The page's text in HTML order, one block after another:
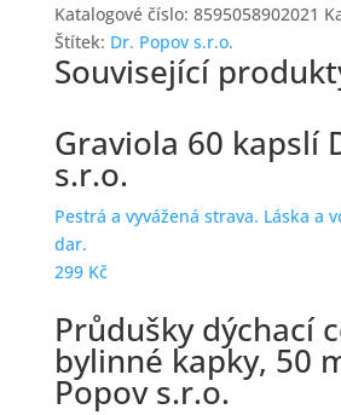
Katalogové číslo: 8595058902021
Štítek: Dr. Popov s.r.o.
Související
Graviola 60 kapslí
s.r.o.
Pestrá a vyvážená strava. Láska a
dar.
299 Kč
Průdušky dýchací
bylinné kapky, 50
Popov s.r.o.